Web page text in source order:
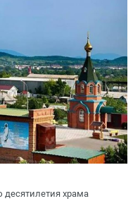
десятилетия храма